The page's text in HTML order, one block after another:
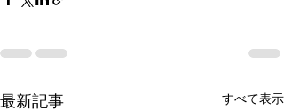
最新記事 すべて表示